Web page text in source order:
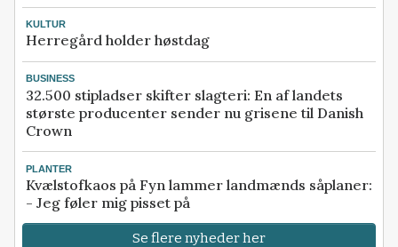
KULTUR
Herregård holder høstdag
BUSINESS
32.500 stipladser skifter slagteri: En af landets
største producenter sender nu grisene til Danish
Crown
PLANTER
Kvælstofkaos på Fyn lammer landmænds såplaner:
- Jeg føler mig pisset på
Se flere nyheder her